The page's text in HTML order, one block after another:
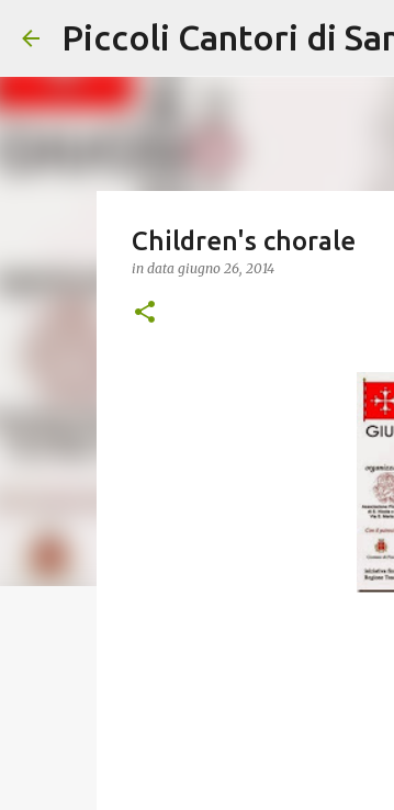
Piccoli Cantori di
Children's chorale
in data giugno 26, 2014